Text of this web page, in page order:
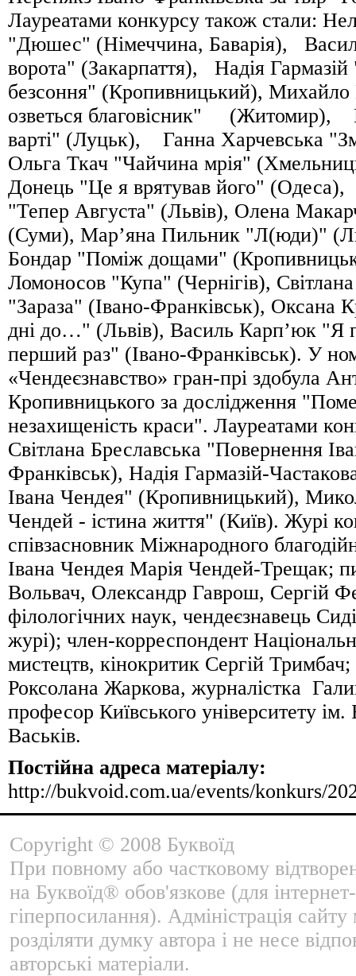
Лауреатами конкурсу також стали:
"Дюшес" (Німеччина, Баварія),
ворота" (Закарпаття), Надія
безсоння" (Кропивницький), Михайло
озветься благовісник"
варті" (Луцьк), Ганна Харчевська
Ольга Ткач "Чайчина мрія"
Донець "Це я врятував його"
"Тепер Августа" (Львів), Олена
(Суми), Мар’яна Пильник "Л(юди)"
Бондар "Поміж дощами"
Ломоносов "Купа" (Чернігів),
"Зараза" (Івано-Франківськ), Оксана
дні до…" (Львів), Василь Карп’юк "Я
перший раз" (Івано-Франківськ). У
«Чендеєзнавство» гран-прі здобула
Кропивницького за дослідження
незахищеність краси". Лауреатами
Світлана Бреславська "Повернення
Франківськ), Надія Гармазій-
Івана Чендея" (Кропивницький),
Чендей - істина життя" (Київ). Журі
співзасновник Міжнародного
Івана Чендея Марія Чендей-Трещак;
Вольвач, Олександр Гаврош, Сергій
філологічних наук, чендеєзнавець
журі); член-корреспондент
мистецтв, кінокритик Сергій Тримбач;
Роксолана Жаркова, журналістка
професор Київського університету
Васьків.
Постійна адреса матеріалу:
http://bukvoid.com.ua/events/konkurs/
Copyright © 2008 Буквоїд
При повному або частковому
на Буквоїд® обов'язкове (для
гіперпосилання). Адміністрація
розділяти думку автора і не несе
авторські матеріали.